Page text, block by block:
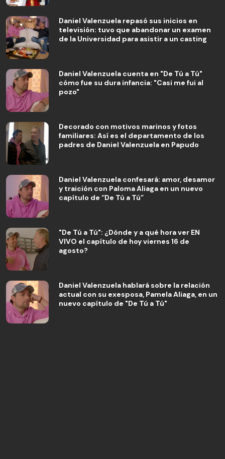
Daniel Valenzuela repasó sus inicios en
televisión: tuvo que abandonar un examen
de la Universidad para asistir a un casting
Daniel Valenzuela cuenta en "De Tú a Tú"
cómo fue su dura infancia: "Casi me fui al
pozo"
Decorado con motivos marinos y fotos
familiares: Así es el departamento de los
padres de Daniel Valenzuela en Papudo
Daniel Valenzuela confesará: amor, desamor
y traición con Paloma Aliaga en un nuevo
capítulo de “De Tú a Tú”
"De Tú a Tú": ¿Dónde y a qué hora ver EN
VIVO el capítulo de hoy viernes 16 de
agosto?
Daniel Valenzuela hablará sobre la relación
actual con su exesposa, Pamela Aliaga, en un
nuevo capítulo de "De Tú a Tú"